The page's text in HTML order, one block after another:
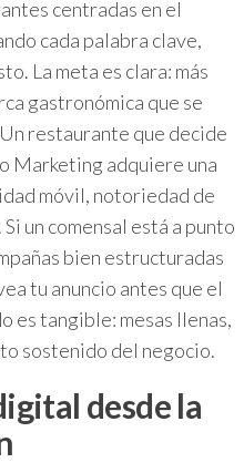
centradas en el
cada palabra clave,
La meta es clara: más
gastronómica que se
restaurante que decide
Marketing adquiere una
móvil, notoriedad de
un comensal está a punto
bien estructuradas
tu anuncio antes que el
es tangible: mesas llenas,
sostenido del negocio.
desde la